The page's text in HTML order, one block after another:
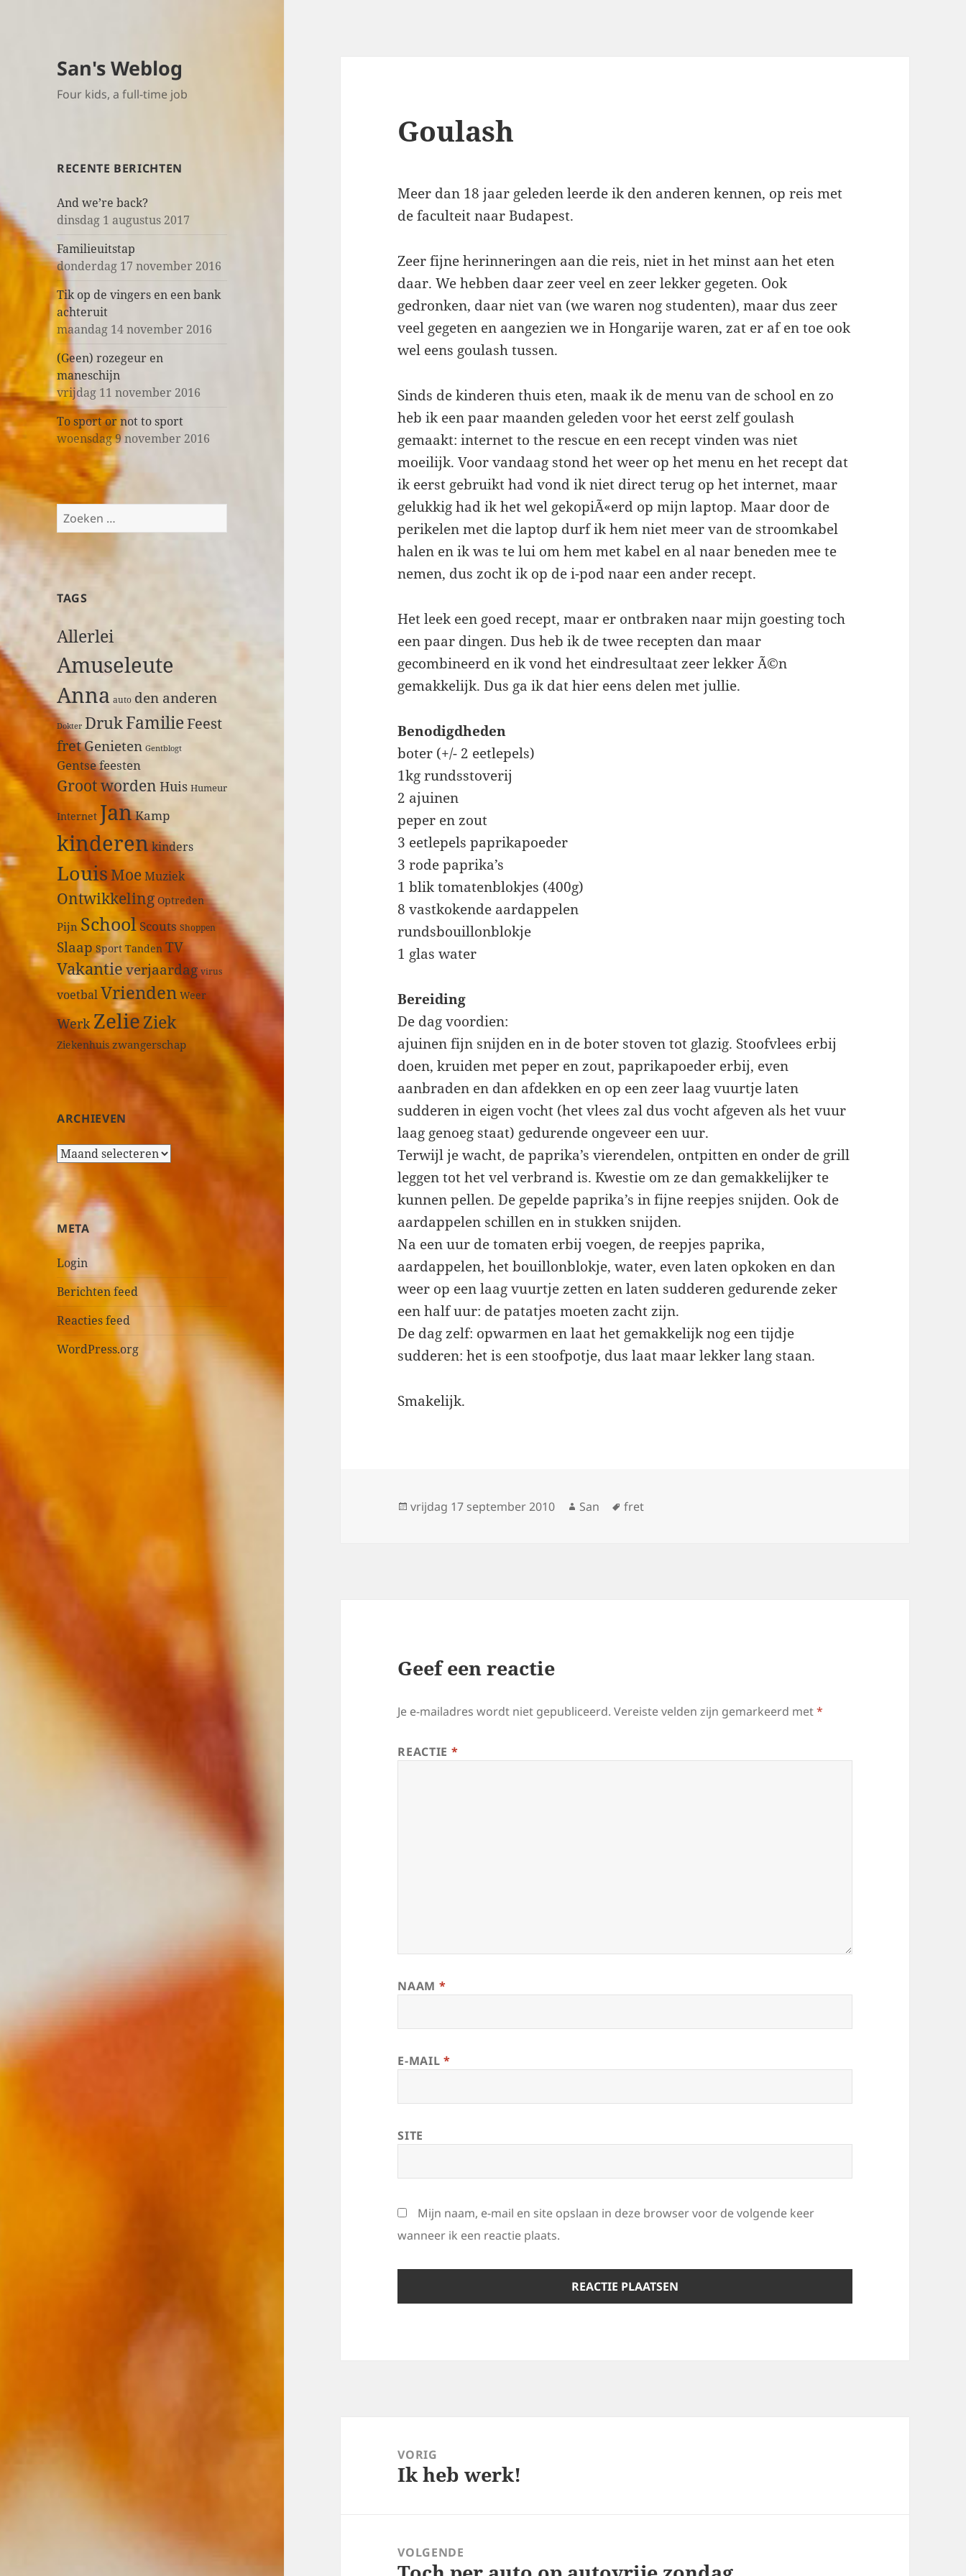
San's Weblog
Four kids, a full-time job
RECENTE BERICHTEN
And we’re back?
dinsdag 1 augustus 2017
Familieuitstap
donderdag 17 november 2016
Tik op de vingers en een bank
achteruit
maandag 14 november 2016
(Geen) rozegeur en
maneschijn
vrijdag 11 november 2016
To sport or not to sport
woensdag 9 november 2016
Z
o
n
a
r
TAGS
Allerlei
Amuseleute
Anna auto den anderen
Dokter DrukFamilieFeest
fretGenieten Gentblogt
Gentse feesten
Groot worden Huis Humeur
Internet JanKamp
kinderenkinders
LouisMoeMuziek
Ontwikkeling Optreden
Pijn SchoolScouts Shoppen
Slaap Sport Tanden TV
Vakantie verjaardag virus
voetbalVrienden Weer
Werk ZelieZiek
Ziekenhuis zwangerschap
ARCHIEVEN
A
r
c
h
i
e
v
n
META
Login
Berichten feed
Reacties feed
WordPress.org
Goulash
Meer dan 18 jaar geleden leerde ik den anderen kennen, op reis met
de faculteit naar Budapest.
Zeer fijne herinneringen aan die reis, niet in het minst aan het eten
daar. We hebben daar zeer veel en zeer lekker gegeten. Ook
gedronken, daar niet van (we waren nog studenten), maar dus zeer
veel gegeten en aangezien we in Hongarije waren, zat er af en toe ook
wel eens goulash tussen.
Sinds de kinderen thuis eten, maak ik de menu van de school en zo
heb ik een paar maanden geleden voor het eerst zelf goulash
gemaakt: internet to the rescue en een recept vinden was niet
moeilijk. Voor vandaag stond het weer op het menu en het recept dat
ik eerst gebruikt had vond ik niet direct terug op het internet, maar
gelukkig had ik het wel gekopiÃ«erd op mijn laptop. Maar door de
perikelen met die laptop durf ik hem niet meer van de stroomkabel
halen en ik was te lui om hem met kabel en al naar beneden mee te
nemen, dus zocht ik op de i-pod naar een ander recept.
Het leek een goed recept, maar er ontbraken naar mijn goesting toch
een paar dingen. Dus heb ik de twee recepten dan maar
gecombineerd en ik vond het eindresultaat zeer lekker Ã©n
gemakkelijk. Dus ga ik dat hier eens delen met jullie.
Benodigdheden
boter (+/- 2 eetlepels)
1kg rundsstoverij
2 ajuinen
peper en zout
3 eetlepels paprikapoeder
3 rode paprika’s
1 blik tomatenblokjes (400g)
8 vastkokende aardappelen
rundsbouillonblokje
1 glas water
Bereiding
De dag voordien:
ajuinen fijn snijden en in de boter stoven tot glazig. Stoofvlees erbij
doen, kruiden met peper en zout, paprikapoeder erbij, even
aanbraden en dan afdekken en op een zeer laag vuurtje laten
sudderen in eigen vocht (het vlees zal dus vocht afgeven als het vuur
laag genoeg staat) gedurende ongeveer een uur.
Terwijl je wacht, de paprika’s vierendelen, ontpitten en onder de grill
leggen tot het vel verbrand is. Kwestie om ze dan gemakkelijker te
kunnen pellen. De gepelde paprika’s in fijne reepjes snijden. Ook de
aardappelen schillen en in stukken snijden.
Na een uur de tomaten erbij voegen, de reepjes paprika,
aardappelen, het bouillonblokje, water, even laten opkoken en dan
weer op een laag vuurtje zetten en laten sudderen gedurende zeker
een half uur: de patatjes moeten zacht zijn.
De dag zelf: opwarmen en laat het gemakkelijk nog een tijdje
sudderen: het is een stoofpotje, dus laat maar lekker lang staan.
Smakelijk.
Geplaatst
vrijdag 17 september 2010 Auteur
San Tags
fret
Geef een reactie
Je e-mailadres wordt niet gepubliceerd. Vereiste velden zijn gemarkeerd met*
REACTIE *
NAAM *
E-MAIL *
SITE
Mijn naam, e-mail en site opslaan in deze browser voor de volgende keer
wanneer ik een reactie plaats.
navigatieVORIG
Vorig
Ik heb werk!
VOLGENDE
Volgend